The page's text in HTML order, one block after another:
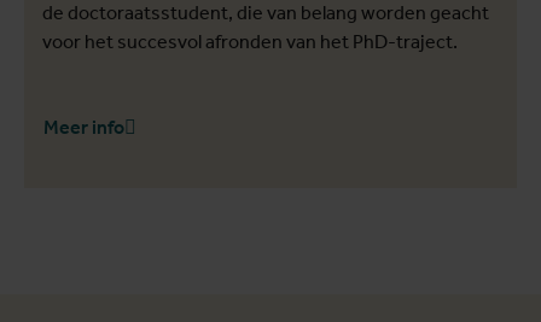
de doctoraatsstudent, die van belang worden geacht
voor het succesvol afronden van het PhD-traject.
Meer info